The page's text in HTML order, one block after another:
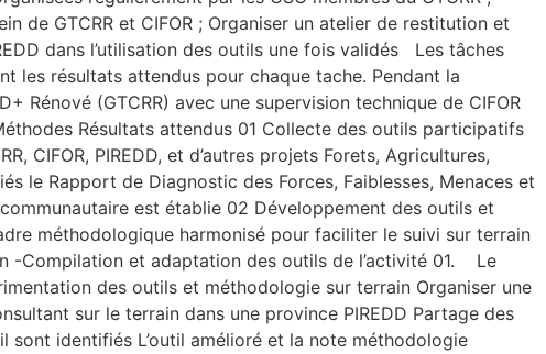
de GTCRR et CIFOR ; Organiser un atelier de restitution et
dans l’utilisation des outils une fois validés Les tâches
les résultats attendus pour chaque tache. Pendant la
Rénové (GTCRR) avec une supervision technique de CIFOR
Résultats attendus 01 Collecte des outils participatifs
CIFOR, PIREDD, et d’autres projets Forets, Agricultures,
Rapport de Diagnostic des Forces, Faiblesses, Menaces et
est établie 02 Développement des outils et
méthodologique harmonisé pour faciliter le suivi sur terrain
-Compilation et adaptation des outils de l’activité 01. Le
des outils et méthodologie sur terrain Organiser une
sur le terrain dans une province PIREDD Partage des
identifiés L’outil amélioré et la note méthodologie